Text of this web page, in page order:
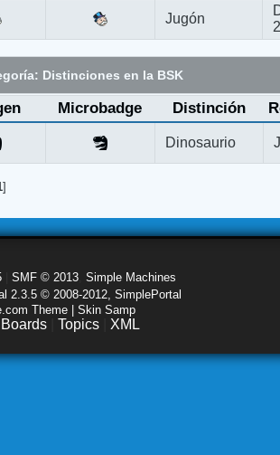
Jugón
Distinciones en la BSK
Microbadge Distinción
Dinosaurio
]
SMF © 2013 Simple Machines
2.3.5 © 2008-2012, SimplePortal
Theme | Skin Samp
Boards Topics XML